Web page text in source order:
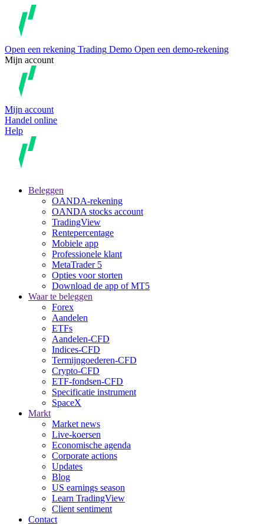
Open een rekening Trading Demo Open een demo-rekening
Mijn account
Mijn account
Handel online
Help
Beleggen
OANDA-rekening
OANDA stocks account
TradingView
Rentepercentage
Mobiele app
Professionele klant
MetaTrader 5
Opties voor storten
Download de app of MT5
Waar te beleggen
Forex
Aandelen
ETFs
Aandelen-CFD
Indices-CFD
Termijngoederen-CFD
Crypto-CFD
ETF-fondsen-CFD
Specificatie instrument
SpaceX
Markt
Market news
Live-koersen
Economische agenda
Corporate actions
Updates
Blog
US earnings season
Learn TradingView
Client sentiment
Contact